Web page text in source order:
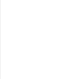
تا ظرفیت‌های